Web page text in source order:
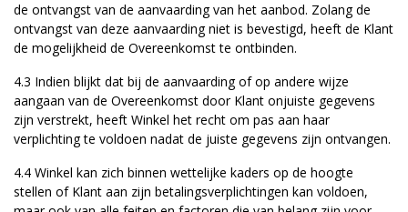
de ontvangst van de aanvaarding van het aanbod. Zolang de
ontvangst van deze aanvaarding niet is bevestigd, heeft de Klant
de mogelijkheid de Overeenkomst te ontbinden.
4.3 Indien blijkt dat bij de aanvaarding of op andere wijze
aangaan van de Overeenkomst door Klant onjuiste gegevens
zijn verstrekt, heeft Winkel het recht om pas aan haar
verplichting te voldoen nadat de juiste gegevens zijn ontvangen.
4.4 Winkel kan zich binnen wettelijke kaders op de hoogte
stellen of Klant aan zijn betalingsverplichtingen kan voldoen,